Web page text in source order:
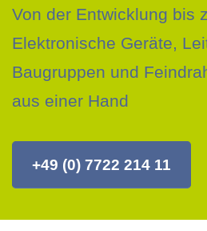
Von der Entwicklung bis
Elektronische Geräte,
Baugruppen und
aus einer Hand
+49 (0) 7722 214 11